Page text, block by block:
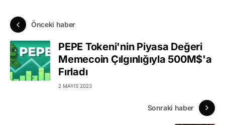
Önceki haber
PEPE Tokeni'nin Piyasa Değeri
Memecoin Çılgınlığıyla 500M$'a
Fırladı
2 MAYIS 2023
Sonraki haber